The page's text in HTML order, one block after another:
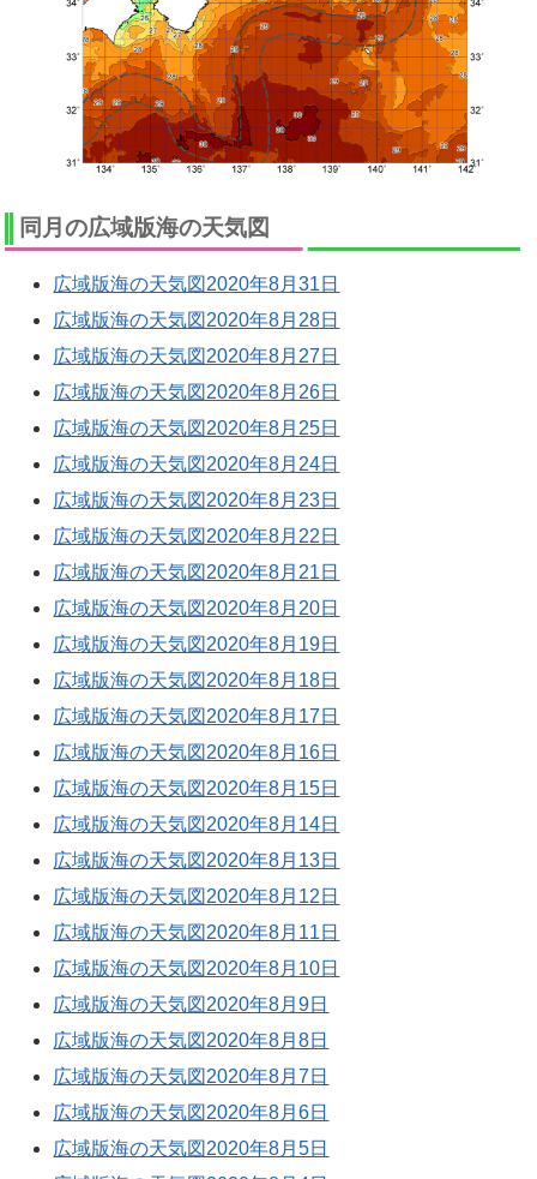
同月の広域版海の天気図
広域版海の天気図2020年8月31日
広域版海の天気図2020年8月28日
広域版海の天気図2020年8月27日
広域版海の天気図2020年8月26日
広域版海の天気図2020年8月25日
広域版海の天気図2020年8月24日
広域版海の天気図2020年8月23日
広域版海の天気図2020年8月22日
広域版海の天気図2020年8月21日
広域版海の天気図2020年8月20日
広域版海の天気図2020年8月19日
広域版海の天気図2020年8月18日
広域版海の天気図2020年8月17日
広域版海の天気図2020年8月16日
広域版海の天気図2020年8月15日
広域版海の天気図2020年8月14日
広域版海の天気図2020年8月13日
広域版海の天気図2020年8月12日
広域版海の天気図2020年8月11日
広域版海の天気図2020年8月10日
広域版海の天気図2020年8月9日
広域版海の天気図2020年8月8日
広域版海の天気図2020年8月7日
広域版海の天気図2020年8月6日
広域版海の天気図2020年8月5日